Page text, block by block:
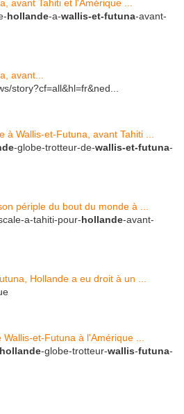
avant Tahiti et l'Amérique ...
hollande-a-wallis-et-futuna-avant-
avant...
story?cf=all&hl=fr&ned...
à Wallis-et-Futuna, avant Tahiti ...
-globe-trotteur-de-wallis-et-futuna-
périple du bout du monde à ...
a-tahiti-pour-hollande-avant-
Hollande a eu droit à un ...
et-Futuna à l'Amérique ...
hollande-globe-trotteur-wallis-futuna-